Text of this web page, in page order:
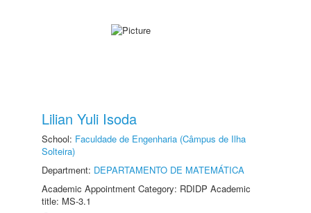
Lilian Yuli Isoda
School: Faculdade de Engenharia (Câmpus de Ilha
Solteira)
Department: DEPARTAMENTO DE MATEMÁTICA
Academic Appointment Category: RDIDP Academic
title: MS-3.1